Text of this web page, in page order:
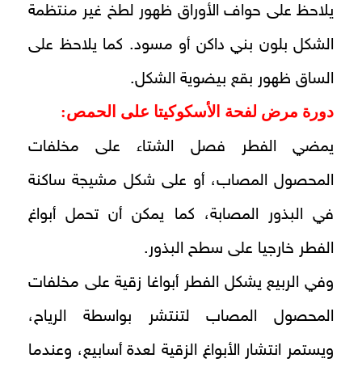
يلاحظ على حواف الأوراق ظهور لطخ غير منتظمة
الشكل بلون بني داكن أو مسود. كما يلاحظ على
الساق ظهور بقع بيضوية الشكل.
دورة مرض لفحة الأسكوكيتا على الحمص:
يمضي الفطر فصل الشتاء على مخلفات
المحصول المصاب، أو على شكل مشيجة ساكنة
في البذور المصابة، كما يمكن أن تحمل أبواغ
الفطر خارجيا على سطح البذور.
وفي الربيع يشكل الفطر أبواغا زقية على مخلفات
المحصول المصاب لتنتشر بواسطة الرياح،
ويستمر انتشار الأبواغ الزقية لعدة أسابيع، وعندما